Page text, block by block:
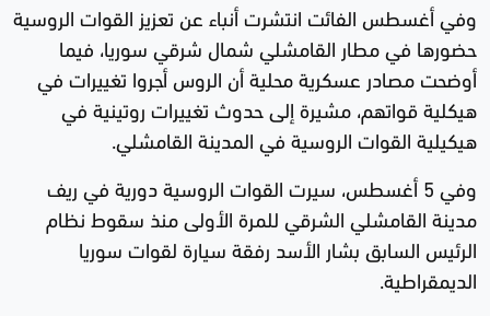
وفي أغسطس الفائت انتشرت أنباء عن تعزيز القوات الروسية
حضورها في مطار القامشلي شمال شرقي سوريا، فيما
أوضحت مصادر عسكرية محلية أن الروس أجروا تغييرات في
هيكلية قواتهم، مشيرة إلى حدوث تغييرات روتينية في
هيكيلية القوات الروسية في المدينة القامشلي.
وفي 5 أغسطس، سيرت القوات الروسية دورية في ريف
مدينة القامشلي الشرقي للمرة الأولى منذ سقوط نظام
الرئيس السابق بشار الأسد رفقة سيارة لقوات سوريا
الديمقراطية.